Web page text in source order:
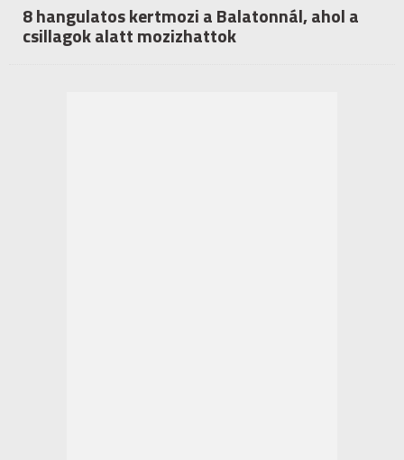
8 hangulatos kertmozi a Balatonnál, ahol a
csillagok alatt mozizhattok